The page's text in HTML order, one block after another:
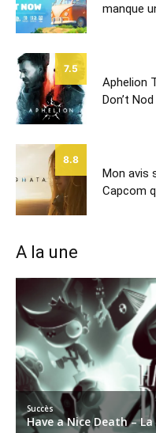
manque
7.5
Aphelion
Don’t
8.8
Mon avis
Capcom
A la une